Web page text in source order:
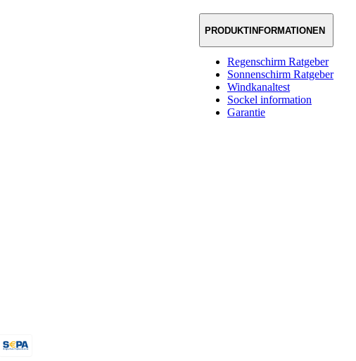
PRODUKTINFORMATIONEN
Regenschirm Ratgeber
Sonnenschirm Ratgeber
Windkanaltest
Sockel information
Garantie